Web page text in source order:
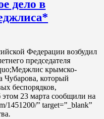
дело в
Федерации возбудил
председателя
крымско-
Чубарова, который
беспорядков,
23 марта сообщили на
1451200/” target=”_blank”